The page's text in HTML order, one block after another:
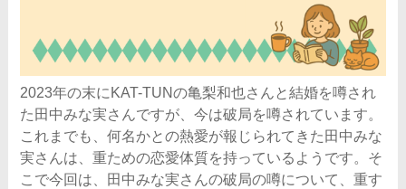
2023年の末にKAT-TUNの亀梨和也さんと結婚を噂され
た田中みな実さんですが、今は破局を噂されています。
これまでも、何名かとの熱愛が報じられてきた田中みな
実さんは、重ための恋愛体質を持っているようです。そ
こで今回は、田中みな実さんの破局の噂について、重す